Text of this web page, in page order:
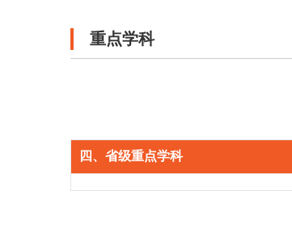
重点学科
四、省级重点学科